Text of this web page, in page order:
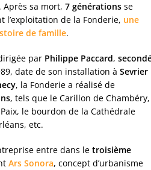
Après sa mort, 7 générationsse
de la Fonderie, une
de famille.
par Philippe Paccard,
date de son installation à Sevrier
, la Fonderie a réalisé de
, tels que le Carillon de Chambéry,
le bourdon de la Cathédrale
etc.
entre dans le troisième
Ars Sonora, concept d’urbanisme